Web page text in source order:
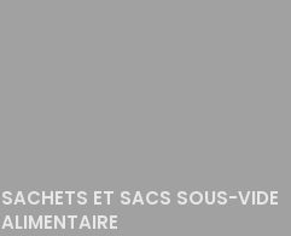
SACHETS ET SACS SOUS-VIDE
ALIMENTAIRE